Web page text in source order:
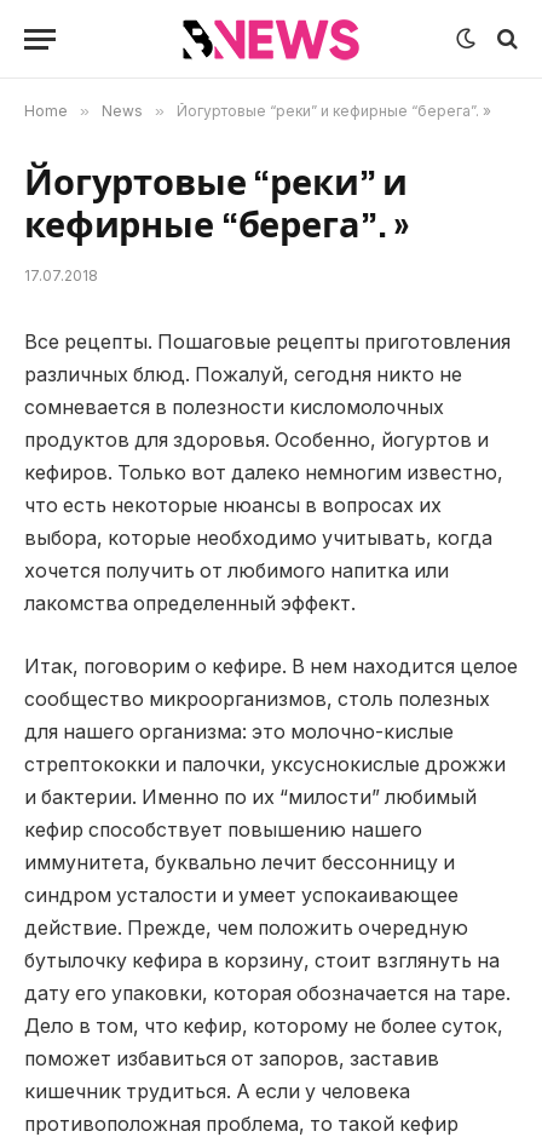
Home » News » Йогуртовые “реки” и кефирные “берега”. »
Йогуртовые “реки” и
кефирные “берега”. »
17.07.2018
Все рецепты. Пошаговые рецепты приготовления
различных блюд. Пожалуй, сегодня никто не
сомневается в полезности кисломолочных
продуктов для здоровья. Особенно, йогуртов и
кефиров. Только вот далеко немногим известно,
что есть некоторые нюансы в вопросах их
выбора, которые необходимо учитывать, когда
хочется получить от любимого напитка или
лакомства определенный эффект.
Итак, поговорим о кефире. В нем находится целое
сообщество микроорганизмов, столь полезных
для нашего организма: это молочно-кислые
стрептококки и палочки, уксуснокислые дрожжи
и бактерии. Именно по их “милости” любимый
кефир способствует повышению нашего
иммунитета, буквально лечит бессонницу и
синдром усталости и умеет успокаивающее
действие. Прежде, чем положить очередную
бутылочку кефира в корзину, стоит взглянуть на
дату его упаковки, которая обозначается на таре.
Дело в том, что кефир, которому не более суток,
поможет избавиться от запоров, заставив
кишечник трудиться. А если у человека
противоположная проблема, то такой кефир